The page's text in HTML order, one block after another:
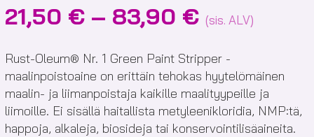
21,50 € – 83,90 €
-
83,90 €
(sis. ALV)
Rust-Oleum® Nr. 1 Green Paint Stripper -
maalinpoistoaine on erittäin tehokas hyytelömäinen
maalin- ja liimanpoistaja kaikille maalityypeille ja
liimoille. Ei sisällä haitallista metyleenikloridia, NMP:tä,
happoja, alkaleja, biosideja tai konservointilisäaineita.